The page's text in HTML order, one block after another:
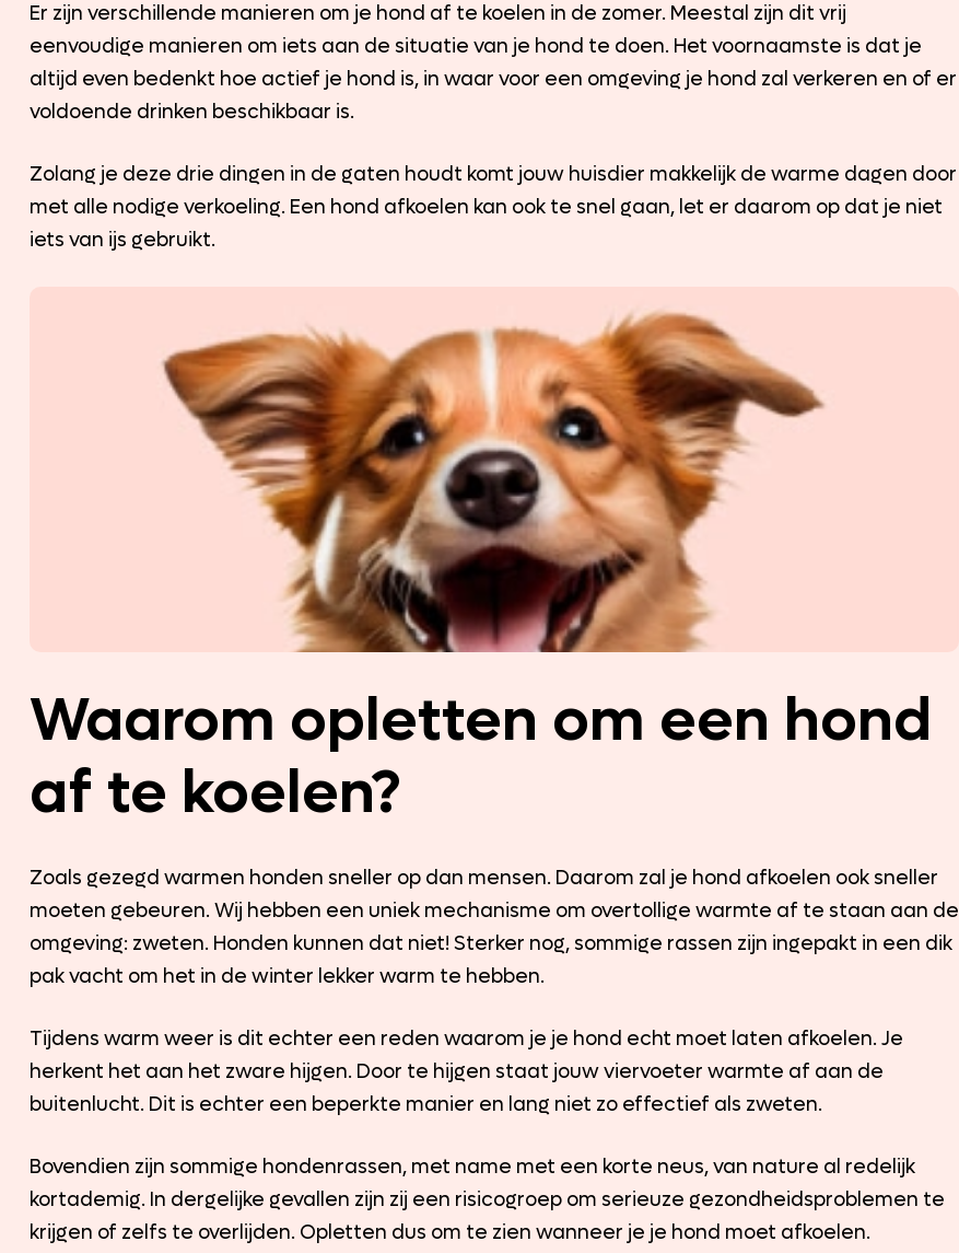
Er zijn verschillende manieren om je hond af te koelen in de zomer. Meestal zijn dit vrij
eenvoudige manieren om iets aan de situatie van je hond te doen. Het voornaamste is dat je
altijd even bedenkt hoe actief je hond is, in waar voor een omgeving je hond zal verkeren en of er
voldoende drinken beschikbaar is.
Zolang je deze drie dingen in de gaten houdt komt jouw huisdier makkelijk de warme dagen door
met alle nodige verkoeling. Een hond afkoelen kan ook te snel gaan, let er daarom op dat je niet
iets van ijs gebruikt.
Waarom opletten om een hond
af te koelen?
Zoals gezegd warmen honden sneller op dan mensen. Daarom zal je hond afkoelen ook sneller
moeten gebeuren. Wij hebben een uniek mechanisme om overtollige warmte af te staan aan de
omgeving: zweten. Honden kunnen dat niet! Sterker nog, sommige rassen zijn ingepakt in een dik
pak vacht om het in de winter lekker warm te hebben.
Tijdens warm weer is dit echter een reden waarom je je hond echt moet laten afkoelen. Je
herkent het aan het zware hijgen. Door te hijgen staat jouw viervoeter warmte af aan de
buitenlucht. Dit is echter een beperkte manier en lang niet zo effectief als zweten.
Bovendien zijn sommige hondenrassen, met name met een korte neus, van nature al redelijk
kortademig. In dergelijke gevallen zijn zij een risicogroep om serieuze gezondheidsproblemen te
krijgen of zelfs te overlijden. Opletten dus om te zien wanneer je je hond moet afkoelen.